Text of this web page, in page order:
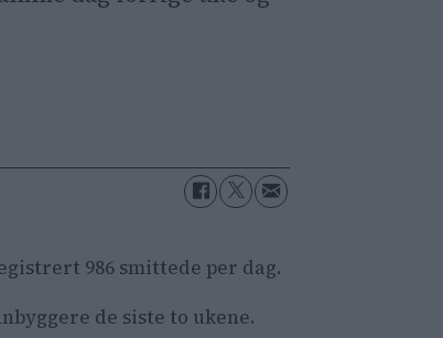
986 smittede per dag.
de siste to ukene.